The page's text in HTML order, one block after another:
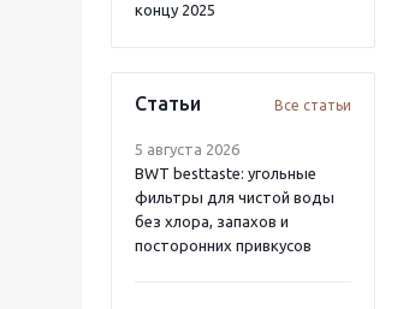
концу 2025
Статьи Все статьи
5 августа 2026
BWT besttaste: угольные
фильтры для чистой воды
без хлора, запахов и
посторонних привкусов